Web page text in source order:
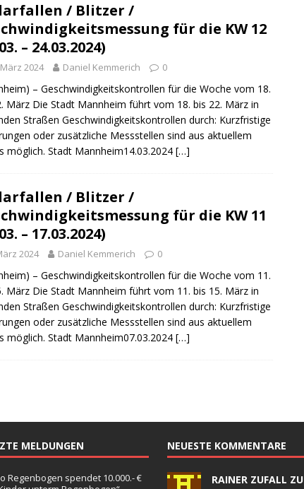
/ Blitzer /
für die KW 12
– 24.03.2024)
2024 Daniel Kemmerich 0
– Geschwindigkeitskontrollen für die Woche vom 18.
März Die Stadt Mannheim führt vom 18. bis 22. März in
Straßen Geschwindigkeitskontrollen durch: Kurzfristige
oder zusätzliche Messstellen sind aus aktuellem
möglich. Stadt Mannheim14.03.2024 […]
/ Blitzer /
für die KW 11
– 17.03.2024)
2024 Daniel Kemmerich 0
– Geschwindigkeitskontrollen für die Woche vom 11.
März Die Stadt Mannheim führt vom 11. bis 15. März in
Straßen Geschwindigkeitskontrollen durch: Kurzfristige
oder zusätzliche Messstellen sind aus aktuellem
möglich. Stadt Mannheim07.03.2024 […]
MELDUNGEN
Regenbogen spendet 10.000.- €
NEUESTE KOMMENTARE
RAINER ZUFALL ZU